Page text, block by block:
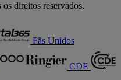
direitos reservados.
Fãs Unidos
CDE